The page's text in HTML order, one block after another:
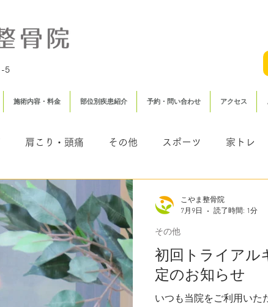
5
施術内容・料金 部位別疾患紹介 予約・問い合わせ アクセス
肩こり・頭痛 その他 スポーツ 家トレ
むち打ち・頸椎捻挫）
初回トライアル
定のお知らせ
いつも当院をご利用いた
その他
こやま整骨院
7月9日
読了時間: 1分